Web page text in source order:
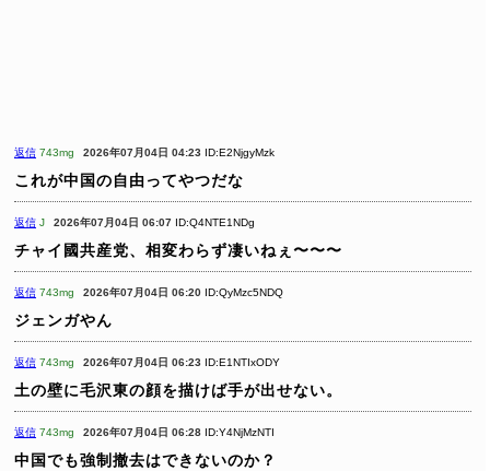
返信 743mg 2026年07月04日 04:23 ID:E2NjgyMzk
これが中国の自由ってやつだな
返信 J 2026年07月04日 06:07 ID:Q4NTE1NDg
チャイ國共産党、相変わらず凄いねぇ〜〜〜
返信 743mg 2026年07月04日 06:20 ID:QyMzc5NDQ
ジェンガやん
返信 743mg 2026年07月04日 06:23 ID:E1NTIxODY
土の壁に毛沢東の顔を描けば手が出せない。
返信 743mg 2026年07月04日 06:28 ID:Y4NjMzNTI
中国でも強制撤去はできないのか？